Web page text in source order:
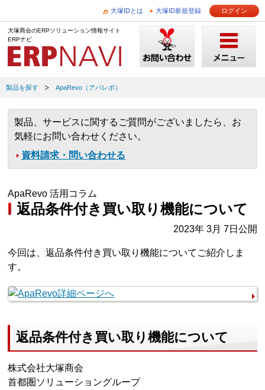
大塚IDとは 大塚ID新規登録 ログイン
大塚商会のERPソリューション情報サイト
ERPナビ
製品を探す ApaRevo（アパレボ）
製品、サービスに関するご質問がございましたら、お
気軽にお問い合わせください。
資料請求・問い合わせる
ApaRevo 活用コラム
返品条件付き買い取り機能について
2023年 3月 7日公開
今回は、返品条件付き買い取り機能についてご紹介しま
す。
返品条件付き買い取り機能について
株式会社大塚商会
首都圏ソリューショングループ